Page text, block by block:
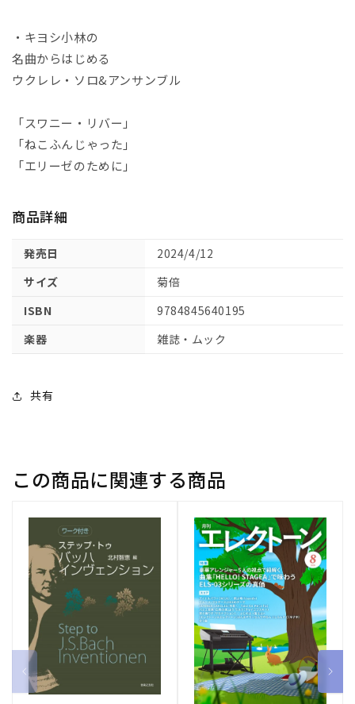
・キヨシ小林の
名曲からはじめる
ウクレレ・ソロ&アンサンブル
「スワニー・リバー」
「ねこふんじゃった」
「エリーゼのために」
商品詳細
発売日
2024/4/12
サイズ
菊倍
ISBN
9784845640195
楽器
雑誌・ムック
共有
この商品に関連する商品